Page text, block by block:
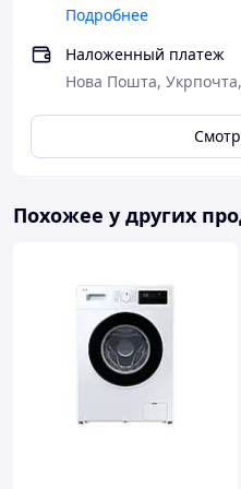
Особенности стиральной
приятно порадуют и Вы
покупкой этого
На весь модельный ряд
производителя сроком 12
Гарантийным и
Страна производитель:
Подробнее
Наложенный платеж
Нова Пошта,
Похожее у других